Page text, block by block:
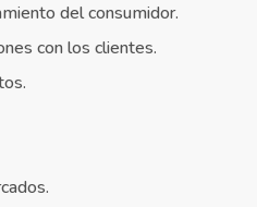
del consumidor.
con los clientes.